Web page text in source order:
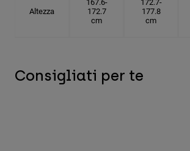
Altezza
172.7
cm
177.8
cm
Consigliati per te